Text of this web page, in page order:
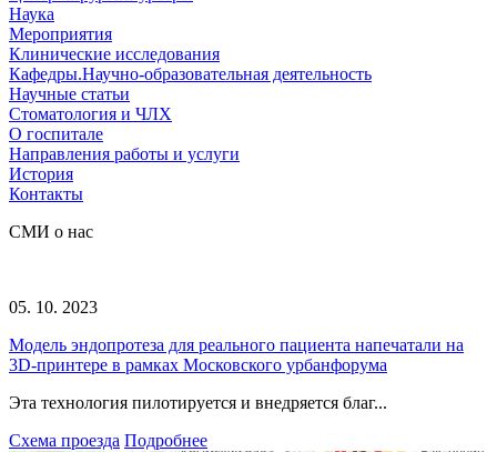
Наука
Мероприятия
Клинические исследования
Кафедры.Научно-образовательная деятельность
Научные статьи
Стоматология и ЧЛХ
О госпитале
Направления работы и услуги
История
Контакты
СМИ о нас
05. 10. 2023
Модель эндопротеза для реального пациента напечатали на
3D-принтере в рамках Московского урбанфорума
Эта технология пилотируется и внедряется благ...
Схема проезда Подробнее